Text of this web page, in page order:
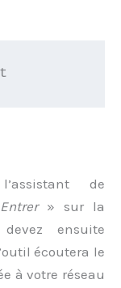
de
Entrer» sur la
ensuite
écoutera le
à votre réseau